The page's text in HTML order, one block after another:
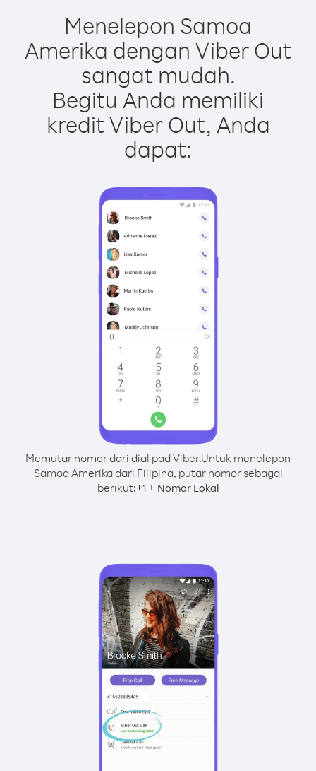
Menelepon Samoa
Amerika dengan Viber Out
sangat mudah.
Begitu Anda memiliki
kredit Viber Out, Anda
dapat:
Memutar nomor dari dial pad Viber.Untuk menelepon
Samoa Amerika dari Filipina, putar nomor sebagai
berikut:+1+ Nomor Lokal